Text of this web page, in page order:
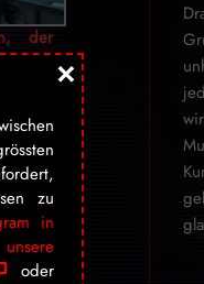
der
zu
in
oder
×